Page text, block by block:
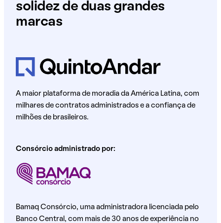
solidez de duas grandes
marcas
A maior plataforma de moradia da América Latina, com
milhares de contratos administrados e a confiança de
milhões de brasileiros.
Consórcio administrado por:
Bamaq Consórcio, uma administradora licenciada pelo
Banco Central, com mais de 30 anos de experiência no